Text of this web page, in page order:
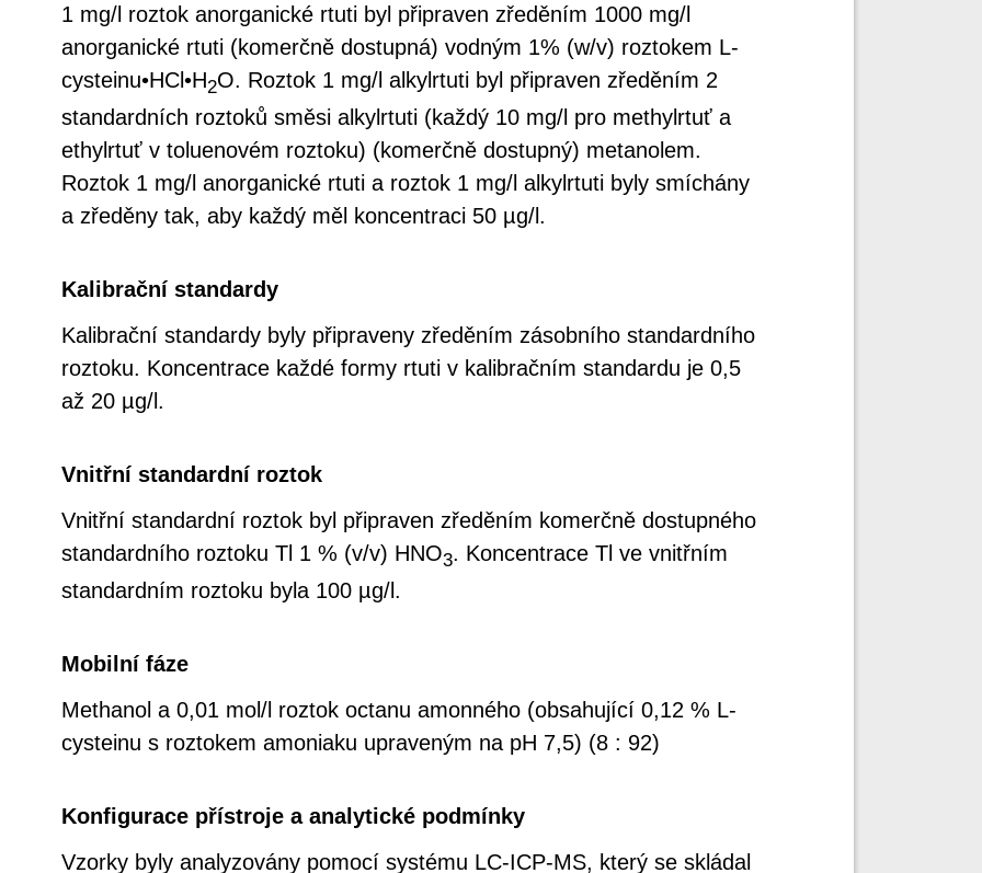
1 mg/l roztok anorganické rtuti byl připraven zředěním 1000 mg/l
anorganické rtuti (komerčně dostupná) vodným 1% (w/v) roztokem L-
cysteinu•HCl•H2O. Roztok 1 mg/l alkylrtuti byl připraven zředěním 2
standardních roztoků směsi alkylrtuti (každý 10 mg/l pro methylrtuť a
ethylrtuť v toluenovém roztoku) (komerčně dostupný) metanolem.
Roztok 1 mg/l anorganické rtuti a roztok 1 mg/l alkylrtuti byly smíchány
a zředěny tak, aby každý měl koncentraci 50 µg/l.
Kalibrační standardy
Kalibrační standardy byly připraveny zředěním zásobního standardního
roztoku. Koncentrace každé formy rtuti v kalibračním standardu je 0,5
až 20 µg/l.
Vnitřní standardní roztok
Vnitřní standardní roztok byl připraven zředěním komerčně dostupného
standardního roztoku Tl 1 % (v/v) HNO3. Koncentrace Tl ve vnitřním
standardním roztoku byla 100 µg/l.
Mobilní fáze
Methanol a 0,01 mol/l roztok octanu amonného (obsahující 0,12 % L-
cysteinu s roztokem amoniaku upraveným na pH 7,5) (8 : 92)
Konfigurace přístroje a analytické podmínky
Vzorky byly analyzovány pomocí systému LC-ICP-MS, který se skládal